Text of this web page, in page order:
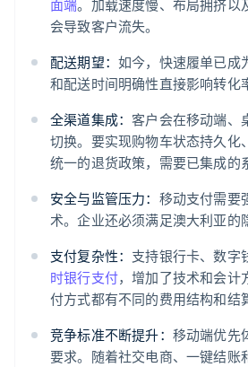
面端。加载速度慢、布局拥挤以
会导致客户流失。
配送期望： 如今，快速履单已成
和配送时间明确性直接影响转化
全渠道集成：客户会在移动端、
切换。要实现购物车状态持久化
统一的退货政策，需要已集成的
安全与监管压力： 移动支付需要
术。企业还必须满足澳大利亚的
支付复杂性： 支持银行卡、数字
时银行支付，增加了技术和会计
付方式都有不同的费用结构和结
竞争标准不断提升： 移动端优先
要求。随着社交电商、一键结账